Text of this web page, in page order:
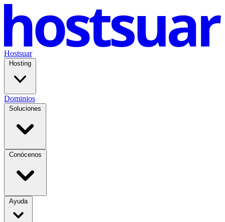
Hostsuar
Hosting
Dominios
Soluciones
Conócenos
Ayuda